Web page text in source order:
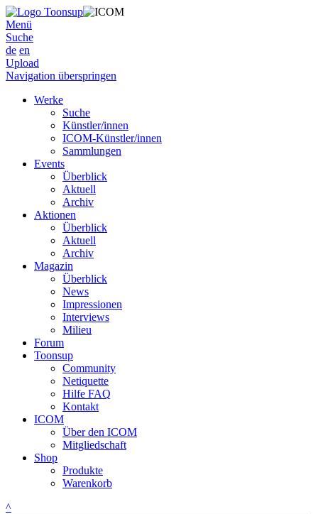
Menü
Suche
de en
Upload
Navigation überspringen
Werke
Suche
Künstler/innen
ICOM-Künstler/innen
Sammlungen
Events
Überblick
Aktuell
Archiv
Aktionen
Überblick
Aktuell
Archiv
Magazin
Überblick
News
Impressionen
Interviews
Milieu
Forum
Toonsup
Community
Netiquette
Hilfe FAQ
Kontakt
ICOM
Über den ICOM
Mitgliedschaft
Shop
Produkte
Warenkorb
^